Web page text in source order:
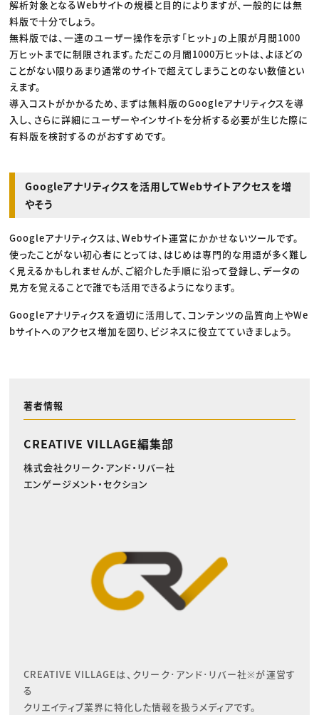
解析対象となるWebサイトの規模と目的によりますが、一般的には無
料版で十分でしょう。
無料版では、一連のユーザー操作を示す「ヒット」の上限が月間1000
万ヒットまでに制限されます。ただこの月間1000万ヒットは、よほどの
ことがない限りあまり通常のサイトで超えてしまうことのない数値とい
えます。
導入コストがかかるため、まずは無料版のGoogleアナリティクスを導
入し、さらに詳細にユーザーやインサイトを分析する必要が生じた際に
有料版を検討するのがおすすめです。
Googleアナリティクスを活用してWebサイトアクセスを増
やそう
Googleアナリティクスは、Webサイト運営にかかせないツールです。
使ったことがない初心者にとっては、はじめは専門的な用語が多く難し
く見えるかもしれませんが、ご紹介した手順に沿って登録し、データの
見方を覚えることで誰でも活用できるようになります。
Googleアナリティクスを適切に活用して、コンテンツの品質向上やWe
bサイトへのアクセス増加を図り、ビジネスに役立てていきましょう。
著者情報
CREATIVE VILLAGE編集部
株式会社クリーク・アンド・リバー社
エンゲージメント・セクション
CREATIVE VILLAGEは、クリーク･アンド･リバー社※が運営す
る
クリエイティブ業界に特化した情報を扱うメディアです。